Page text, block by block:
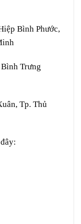
Bình Phước,
Trưng
Tp. Thủ